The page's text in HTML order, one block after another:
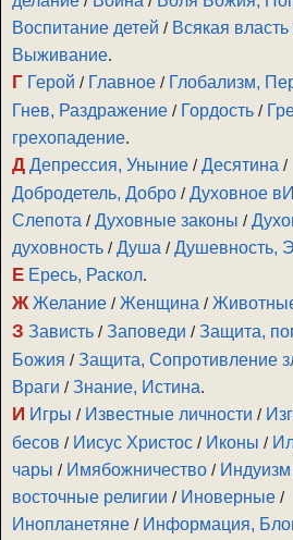
Воспитание детей / Всякая
Выживание.
Г Герой / Главное / Глобализм,
Гнев, Раздражение / Гордость /
грехопадение.
Д Депрессия, Уныние /Десятина /
Добродетель, Добро /Духовное
Слепота /Духовные законы /
духовность /Душа /Душевность,
Е Ересь, Раскол.
Ж Желание /Женщина /
З Зависть /Заповеди /Защита,
Божия /Защита, Сопротивление
Враги /Знание, Истина.
И Игры / Известные личности /
бесов / Иисус Христос / Иконы /
чары / Имябожничество / Индуизм
восточные религии / Иноверные /
Инопланетяне / Информация,